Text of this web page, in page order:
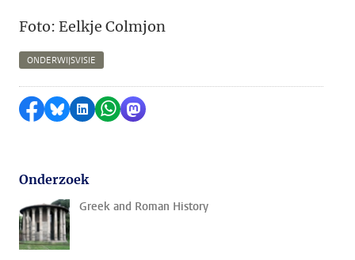
Foto: Eelkje Colmjon
ONDERWIJSVISIE
Delen op Facebook
Delen via Bluesky
Delen op LinkedIn
Delen via WhatsApp
Delen via Mastodon
Onderzoek
Greek and Roman History